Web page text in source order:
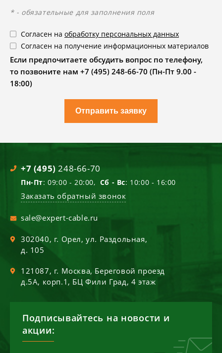
* - обязательные для заполнения поля
Согласен на обработку персональных данных
Согласен на получение информационных материалов
Если предпочитаете обсудить вопрос по телефону,
то позвоните нам +7 (495) 248-66-70 (Пн-Пт 9.00 -
18:00)
Отправить заявку
+7 (495) 248-66-70
Пн-Пт: 09:00 - 20:00, Сб - Вс: 10:00 - 16:00
Заказать обратный звонок
sale@expert-cable.ru
302040, г. Орел,ул. Раздольная,
д. 105
121087, г. Москва, Береговой проезд
д.5А, корп.1, БЦ Фили Град, 4 этаж
Подписывайтесь на новости и
акции: